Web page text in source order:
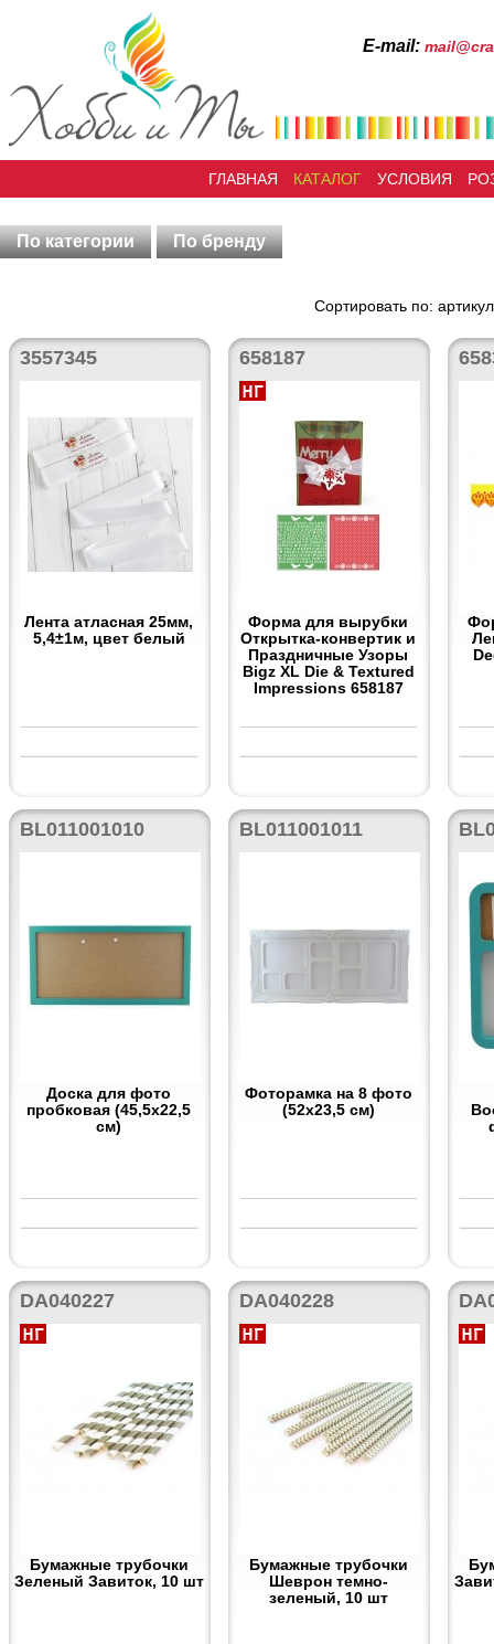
Е-mail:
ГЛАВНАЯ КАТАЛОГ УСЛОВИЯ
По категории По бренду
Сортировать по:
3557345
Лента атласная 25мм,
5,4±1м, цвет белый
658187
Форма для вырубки
Открытка-конвертик и
Праздничные Узоры
Bigz XL Die & Textured
Impressions 658187
BL011001010
Доска для фото
пробковая (45,5х22,5
см)
BL011001011
Фоторамка на 8 фото
(52х23,5 см)
DA040227
Бумажные трубочки
Зеленый Завиток, 10 шт
DA040228
Бумажные трубочки
Шеврон темно-
зеленый, 10 шт